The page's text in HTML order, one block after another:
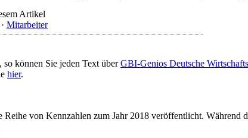
Artikel
· Mitarbeiter
können Sie jeden Text überGBI-Genios Deutsche
hier.
von Kennzahlen zum Jahr 2018 veröffentlicht. Während